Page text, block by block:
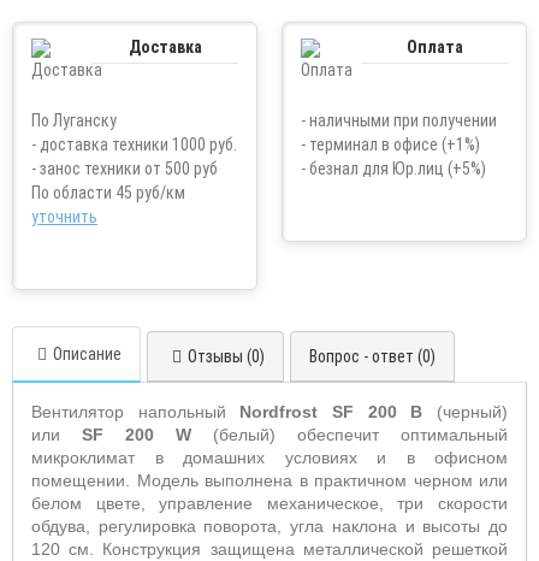
Доставка
По Луганску
- доставка техники 1000 руб.
- занос техники от 500 руб
По области 45 руб/км
уточнить
Оплата
- наличными при получении
- терминал в офисе (+1%)
- безнал для Юр.лиц (+5%)
Описание Отзывы (0) Вопрос - ответ (0)
Вентилятор напольный Nordfrost SF 200 B (черный)
или SF 200 W (белый) обеспечит оптимальный
микроклимат в домашних условиях и в офисном
помещении. Модель выполнена в практичном черном или
белом цвете, управление механическое, три скорости
обдува, регулировка поворота, угла наклона и высоты до
120 см. Конструкция защищена металлической решеткой